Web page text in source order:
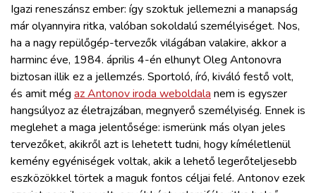
ARCHÍVUM
WEBSHOP
BELÉPÉS
REGISZTRÁCIÓ
Igazi reneszánsz ember: így szoktuk jellemezni a manapság
már olyannyira ritka, valóban sokoldalú személyiséget. Nos,
ha a nagy repülőgép-tervezők világában valakire, akkor a
harminc éve, 1984. április 4-én elhunyt Oleg Antonovra
biztosan illik ez a jellemzés. Sportoló, író, kiváló festő volt,
és amit még az Antonov iroda weboldala nem is egyszer
hangsúlyoz az életrajzában, megnyerő személyiség. Ennek is
meglehet a maga jelentősége: ismerünk más olyan jeles
tervezőket, akikről azt is lehetett tudni, hogy kíméletlenül
kemény egyéniségek voltak, akik a lehető legerőteljesebb
eszközökkel törtek a maguk fontos céljai felé. Antonov ezek